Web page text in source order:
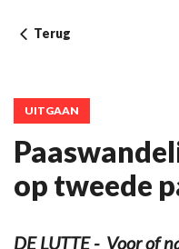
Terug
UITGAAN
op tweede
DE LUTTE - Voor of